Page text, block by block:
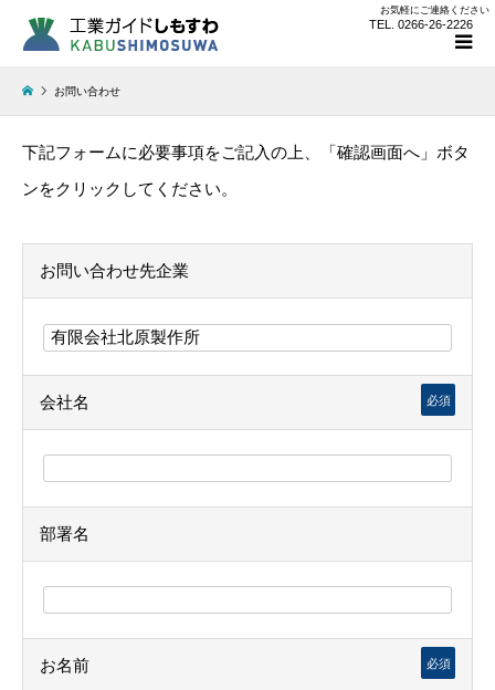
お気軽にご連絡ください
TEL. 0266-26-2226
お問い合わせ
下記フォームに必要事項をご記入の上、「確認画面へ」ボタ
ンをクリックしてください。
お問い合わせ先企業
会社名 必須
部署名
お名前 必須